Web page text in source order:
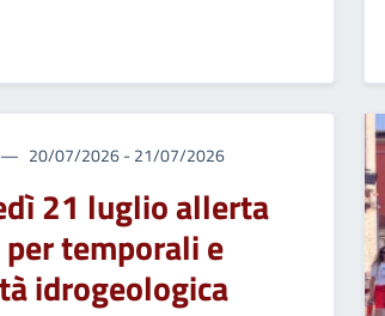
20/07/2026 - 21/07/2026
21 luglio allerta
temporali e
idrogeologica